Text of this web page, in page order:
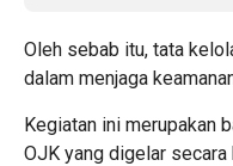
Oleh sebab itu, tata
dalam menjaga
Kegiatan ini merupakan
OJK yang digelar